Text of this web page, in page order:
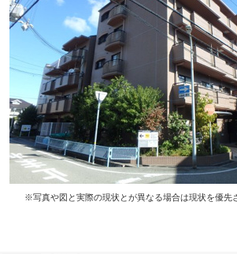
※写真や図と実際の現状とが異なる場合は現状を優先